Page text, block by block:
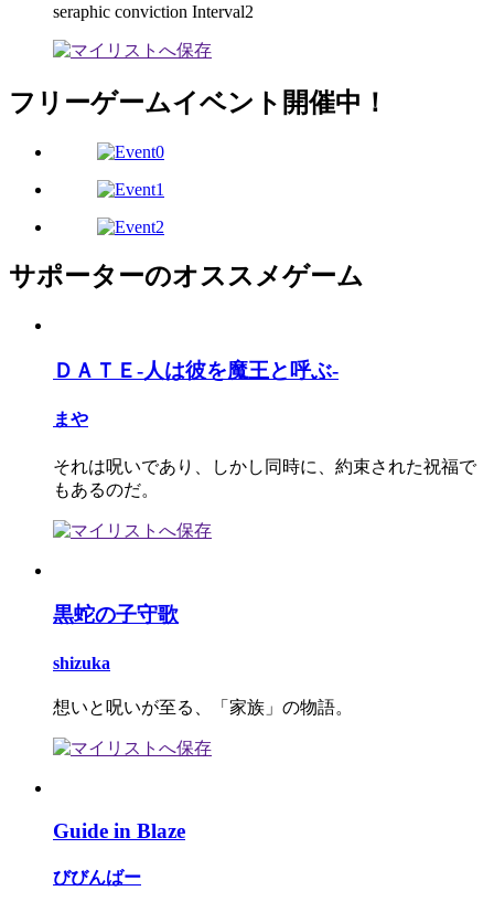
seraphic conviction Interval2
フリーゲームイベント開催中！
サポーターのオススメゲーム
ＤＡＴＥ-人は彼を魔王と呼ぶ-
まや
それは呪いであり、しかし同時に、約束された祝福で
もあるのだ。
黒蛇の子守歌
shizuka
想いと呪いが至る、「家族」の物語。
Guide in Blaze
びびんばー